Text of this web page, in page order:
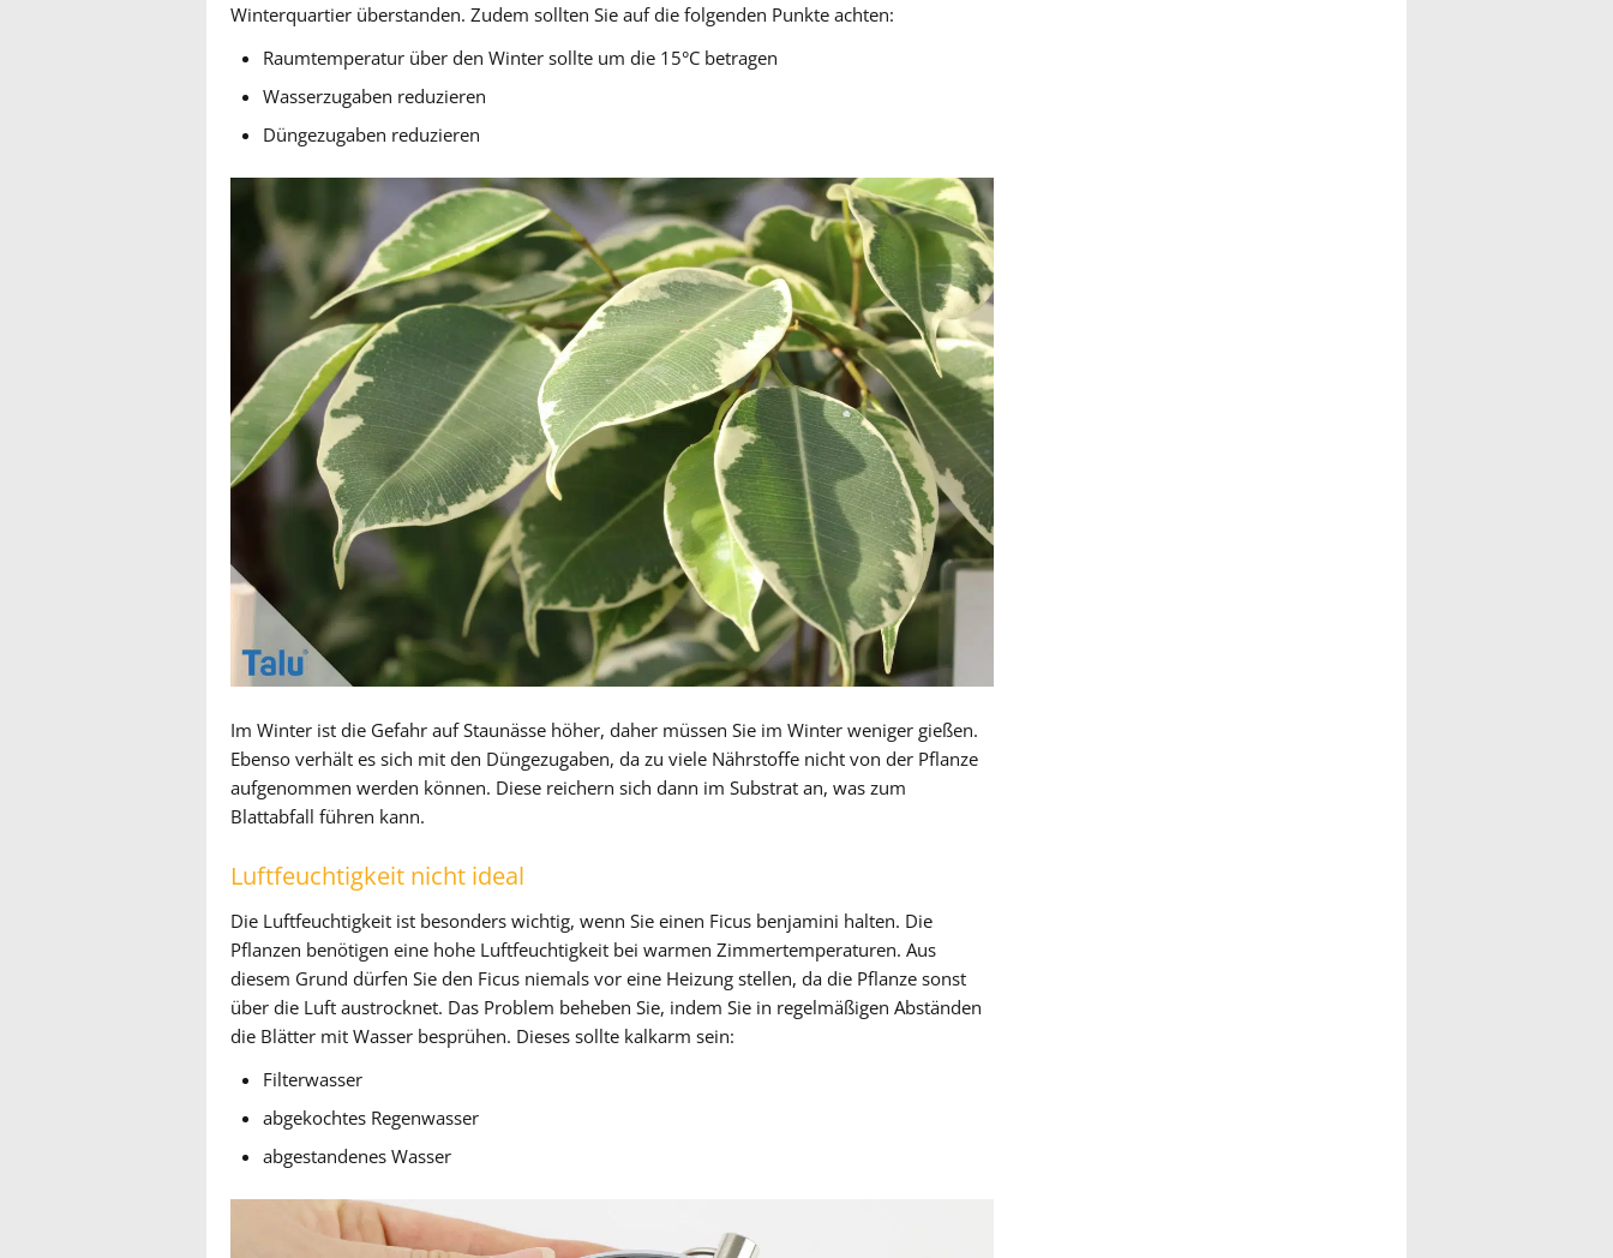
Winterquartier überstanden. Zudem sollten Sie auf die folgenden Punkte achten:
Raumtemperatur über den Winter sollte um die 15°C betragen
Wasserzugaben reduzieren
Düngezugaben reduzieren
Im Winter ist die Gefahr auf Staunässe höher, daher müssen Sie im Winter weniger gießen.
Ebenso verhält es sich mit den Düngezugaben, da zu viele Nährstoffe nicht von der Pflanze
aufgenommen werden können. Diese reichern sich dann im Substrat an, was zum
Blattabfall führen kann.
Luftfeuchtigkeit nicht ideal
Die Luftfeuchtigkeit ist besonders wichtig, wenn Sie einen Ficus benjamini halten. Die
Pflanzen benötigen eine hohe Luftfeuchtigkeit bei warmen Zimmertemperaturen. Aus
diesem Grund dürfen Sie den Ficus niemals vor eine Heizung stellen, da die Pflanze sonst
über die Luft austrocknet. Das Problem beheben Sie, indem Sie in regelmäßigen Abständen
die Blätter mit Wasser besprühen. Dieses sollte kalkarm sein:
Filterwasser
abgekochtes Regenwasser
abgestandenes Wasser